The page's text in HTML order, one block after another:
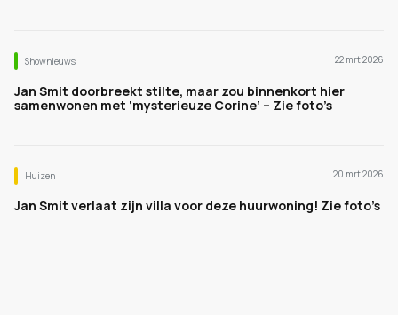
Shownieuws 22 mrt 2026
Jan Smit doorbreekt stilte, maar zou binnenkort hier
samenwonen met ‘mysterieuze Corine’ – Zie foto’s
Huizen 20 mrt 2026
Jan Smit verlaat zijn villa voor deze huurwoning! Zie foto’s